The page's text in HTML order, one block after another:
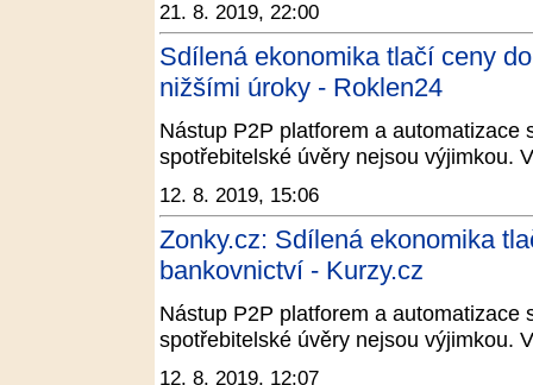
21. 8. 2019, 22:00
Sdílená ekonomika tlačí ceny
nižšími úroky - Roklen24
Nástup P2P platforem a
spotřebitelské úvěry nejsou výjimkou.
12. 8. 2019, 15:06
Zonky.cz: Sdílená ekonomika
bankovnictví - Kurzy.cz
Nástup P2P platforem a
spotřebitelské úvěry nejsou výjimkou.
12. 8. 2019, 12:07